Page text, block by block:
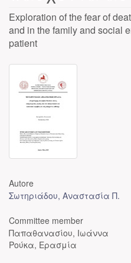
Exploration of the fear of
and in the family and social
patient
Autore
Σωτηριάδου, Αναστασία Π.
Committee member
Παπαθανασίου, Ιωάννα
Ρούκα, Ερασμία